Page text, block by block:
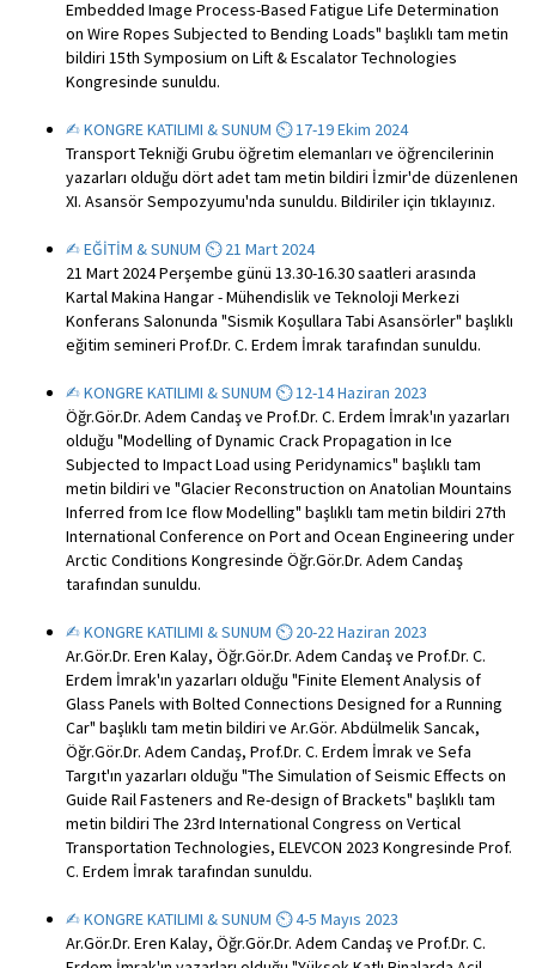
Embedded Image Process-Based Fatigue Life Determination
on Wire Ropes Subjected to Bending Loads" başlıklı tam metin
bildiri 15th Symposium on Lift & Escalator Technologies
Kongresinde sunuldu.
✍︎ KONGRE KATILIMI & SUNUM ⏲ 17-19 Ekim 2024
Transport Tekniği Grubu öğretim elemanları ve öğrencilerinin
yazarları olduğu dört adet tam metin bildiri İzmir'de düzenlenen
XI. Asansör Sempozyumu'nda sunuldu. Bildiriler için tıklayınız.
✍︎ EĞİTİM & SUNUM ⏲ 21 Mart 2024
21 Mart 2024 Perşembe günü 13.30-16.30 saatleri arasında
Kartal Makina Hangar - Mühendislik ve Teknoloji Merkezi
Konferans Salonunda "Sismik Koşullara Tabi Asansörler" başlıklı
eğitim semineri Prof.Dr. C. Erdem İmrak tarafından sunuldu.
✍︎ KONGRE KATILIMI & SUNUM ⏲ 12-14 Haziran 2023
Öğr.Gör.Dr. Adem Candaş ve Prof.Dr. C. Erdem İmrak'ın yazarları
olduğu "Modelling of Dynamic Crack Propagation in Ice
Subjected to Impact Load using Peridynamics" başlıklı tam
metin bildiri ve "Glacier Reconstruction on Anatolian Mountains
Inferred from Ice flow Modelling" başlıklı tam metin bildiri 27th
International Conference on Port and Ocean Engineering under
Arctic Conditions Kongresinde Öğr.Gör.Dr. Adem Candaş
tarafından sunuldu.
✍︎ KONGRE KATILIMI & SUNUM ⏲ 20-22 Haziran 2023
Ar.Gör.Dr. Eren Kalay, Öğr.Gör.Dr. Adem Candaş ve Prof.Dr. C.
Erdem İmrak'ın yazarları olduğu "Finite Element Analysis of
Glass Panels with Bolted Connections Designed for a Running
Car" başlıklı tam metin bildiri ve Ar.Gör. Abdülmelik Sancak,
Öğr.Gör.Dr. Adem Candaş, Prof.Dr. C. Erdem İmrak ve Sefa
Targıt'ın yazarları olduğu "The Simulation of Seismic Effects on
Guide Rail Fasteners and Re-design of Brackets" başlıklı tam
metin bildiri The 23rd International Congress on Vertical
Transportation Technologies, ELEVCON 2023 Kongresinde Prof.
C. Erdem İmrak tarafından sunuldu.
✍︎ KONGRE KATILIMI & SUNUM ⏲ 4-5 Mayıs 2023
Ar.Gör.Dr. Eren Kalay, Öğr.Gör.Dr. Adem Candaş ve Prof.Dr. C.